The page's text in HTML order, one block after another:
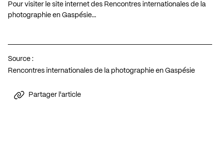
Pour visiter le site internet des Rencontres internationales de la
photographie en Gaspésie…
Source :
Rencontres internationales de la photographie en Gaspésie
Partager l'article